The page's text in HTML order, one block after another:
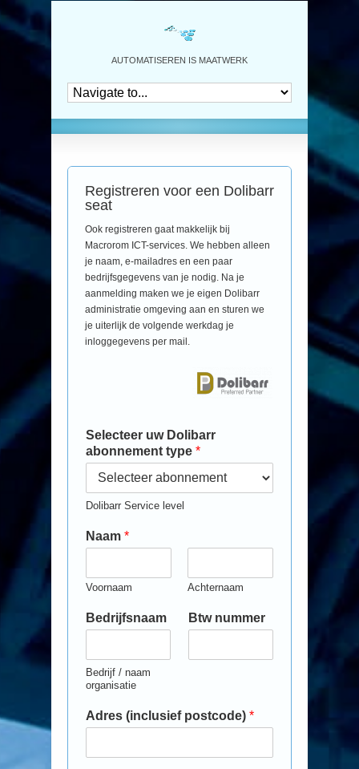
AUTOMATISEREN IS MAATWERK
Registreren voor een Dolibarr
seat
Ook registreren gaat makkelijk bij
Macrorom ICT-services. We hebben alleen
je naam, e-mailadres en een paar
bedrijfsgegevens van je nodig. Na je
aanmelding maken we je eigen Dolibarr
administratie omgeving aan en sturen we
je uiterlijk de volgende werkdag je
inloggegevens per mail.
Selecteer uw Dolibarr
abonnement type *
Dolibarr Service level
Naam *
Voornaam Achternaam
Bedrijfsnaam
Bedrijf / naam
organisatie
Btw nummer
Adres (inclusief postcode) *